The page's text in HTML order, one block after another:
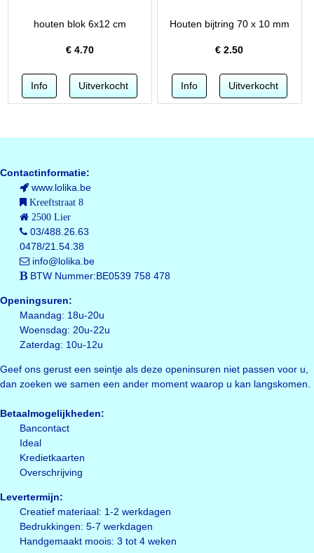
houten blok 6x12 cm
€ 4.70
Houten bijtring 70 x 10 mm
€2.50
Contactinformatie:
www.lolika.be
Kreeftstraat 8
2500 Lier
03/488.26.63
0478/21.54.38
info@lolika.be
BTW Nummer:BE0539 758 478
Openingsuren:
Maandag: 18u-20u
Woensdag: 20u-22u
Zaterdag: 10u-12u
Geef ons gerust een seintje als deze openinsuren niet passen voor u,
dan zoeken we samen een ander moment waarop u kan langskomen.
Betaalmogelijkheden:
Bancontact
Ideal
Kredietkaarten
Overschrijving
Levertermijn:
Creatief materiaal: 1-2 werkdagen
Bedrukkingen: 5-7 werkdagen
Handgemaakt moois: 3 tot 4 weken